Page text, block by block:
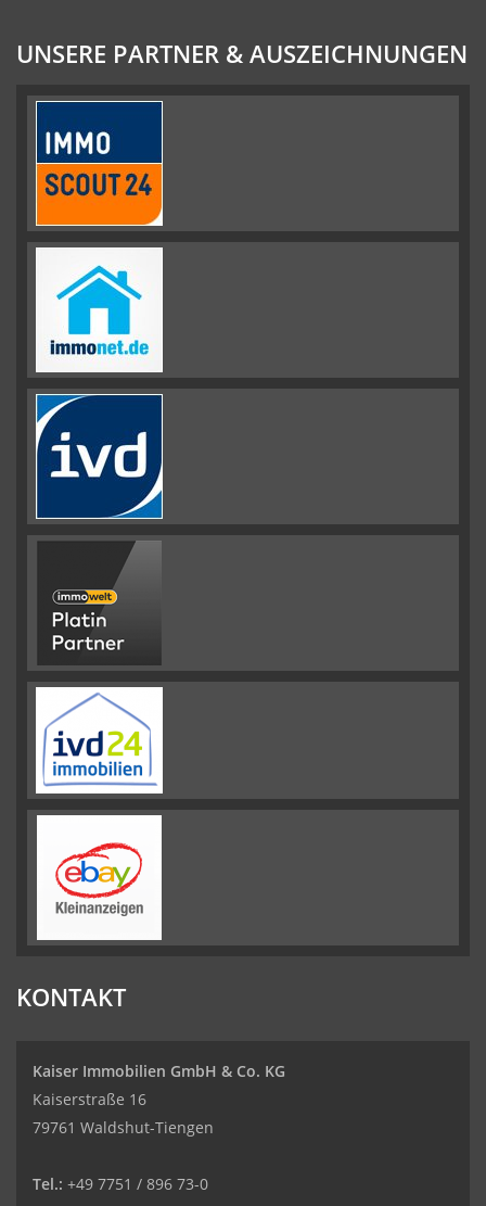
UNSERE PARTNER & AUSZEICHNUNGEN
KONTAKT
Kaiser Immobilien GmbH & Co. KG
Kaiserstraße 16
79761 Waldshut-Tiengen
Tel.: +49 7751 / 896 73-0